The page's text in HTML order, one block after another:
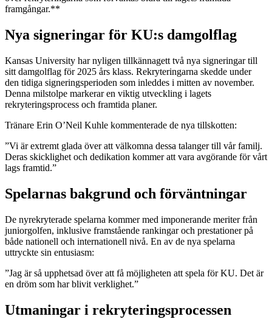
framgångar.**
Nya signeringar för KU:s damgolflag
Kansas University har nyligen tillkännagett två nya signeringar till
sitt damgolflag för 2025 års klass. Rekryteringarna skedde under
den tidiga signeringsperioden som inleddes i mitten av november.
Denna milstolpe markerar en viktig utveckling i lagets
rekryteringsprocess och framtida planer.
Tränare Erin O’Neil Kuhle kommenterade de nya tillskotten:
”Vi är extremt glada över att välkomna dessa talanger till vår familj.
Deras skicklighet och dedikation kommer att vara avgörande för vårt
lags framtid.”
Spelarnas bakgrund och förväntningar
De nyrekryterade spelarna kommer med imponerande meriter från
juniorgolfen, inklusive framstående rankingar och prestationer på
både nationell och internationell nivå. En av de nya spelarna
uttryckte sin entusiasm:
”Jag är så upphetsad över att få möjligheten att spela för KU. Det är
en dröm som har blivit verklighet.”
Utmaningar i rekryteringsprocessen